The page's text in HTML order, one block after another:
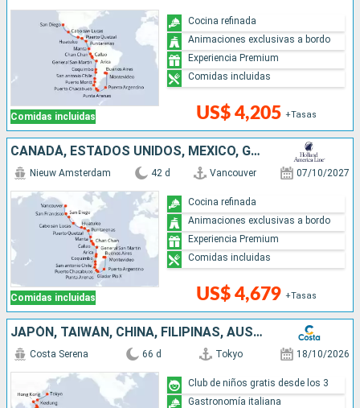
Comidas incluidas US$ 4,205 +Tasas
Cocina refinada
Animaciones exclusivas a bordo
Experiencia Premium
Comidas incluidas
CANADÁ, ESTADOS UNIDOS, MÉXICO, GUATEMALA, COSTA RICA, ECUADOR, PERÚ, CHILE, ARGENTINA, ISLAS MALVINAS, URUGUAY
Comidas incluidas
Nieuw Amsterdam 42 d Vancouver 07/10/2027
US$ 4,679 +Tasas
Cocina refinada
Animaciones exclusivas a bordo
Experiencia Premium
Comidas incluidas
JAPÓN, TAIWÁN, CHINA, FILIPINAS, AUSTRALIA, HAWÁI, FIJI, TONGA, POLINESIA, CHILE, ARGENTINA
Costa Serena 66 d Tokyo 18/10/2026
Club de niños gratis desde los 3
Gastronomía italiana